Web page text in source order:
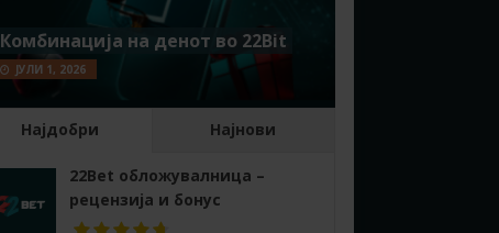
Комбинација на денот во 22Bit
ЈУЛИ 1, 2026
Најдобри Најнови
22Bet обложувалница –
рецензија и бонус